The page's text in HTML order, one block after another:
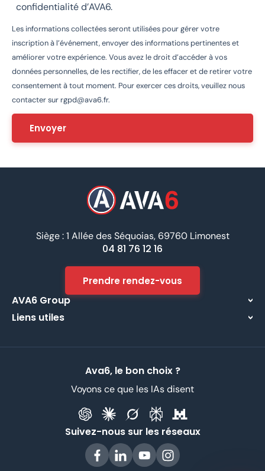
confidentialité d’AVA6.
Les informations collectées seront utilisées pour gérer votre
inscription à l’événement, envoyer des informations pertinentes et
améliorer votre expérience. Vous avez le droit d’accéder à vos
données personnelles, de les rectifier, de les effacer et de retirer votre
consentement à tout moment. Pour exercer ces droits, veuillez nous
contacter sur rgpd@ava6.fr.
Siège : 1 Allée des Séquoias, 69760 Limonest
04 81 76 12 16
Prendre rendez-vous
AVA6 Group
À propos
Liens utiles
Ava6, le bon choix ?
Voyons ce que les IAs disent
Suivez-nous sur les réseaux